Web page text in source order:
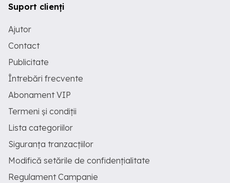
Suport clienți
Ajutor
Contact
Publicitate
Întrebări frecvente
Abonament VIP
Termeni și condiții
Lista categoriilor
Siguranța tranzacțiilor
Modifică setările de confidențialitate
Regulament Campanie